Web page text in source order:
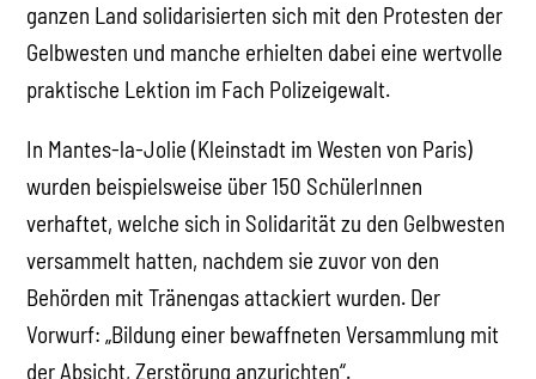
ganzen Land solidarisierten sich mit den Protesten der
Gelbwesten und manche erhielten dabei eine wertvolle
praktische Lektion im Fach Polizeigewalt.
In Mantes-la-Jolie (Kleinstadt im Westen von Paris)
wurden beispielsweise über 150 SchülerInnen
verhaftet, welche sich in Solidarität zu den Gelbwesten
versammelt hatten, nachdem sie zuvor von den
Behörden mit Tränengas attackiert wurden. Der
Vorwurf: „Bildung einer bewaffneten Versammlung mit
der Absicht, Zerstörung anzurichten“.